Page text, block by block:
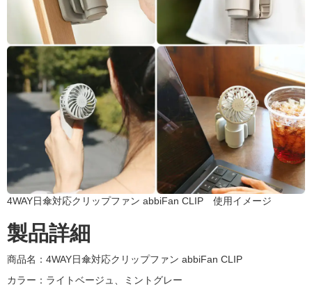
4WAY日傘対応クリップファン abbiFan CLIP 使用イメージ
製品詳細
商品名：4WAY日傘対応クリップファン abbiFan CLIP
カラー：ライトベージュ、ミントグレー